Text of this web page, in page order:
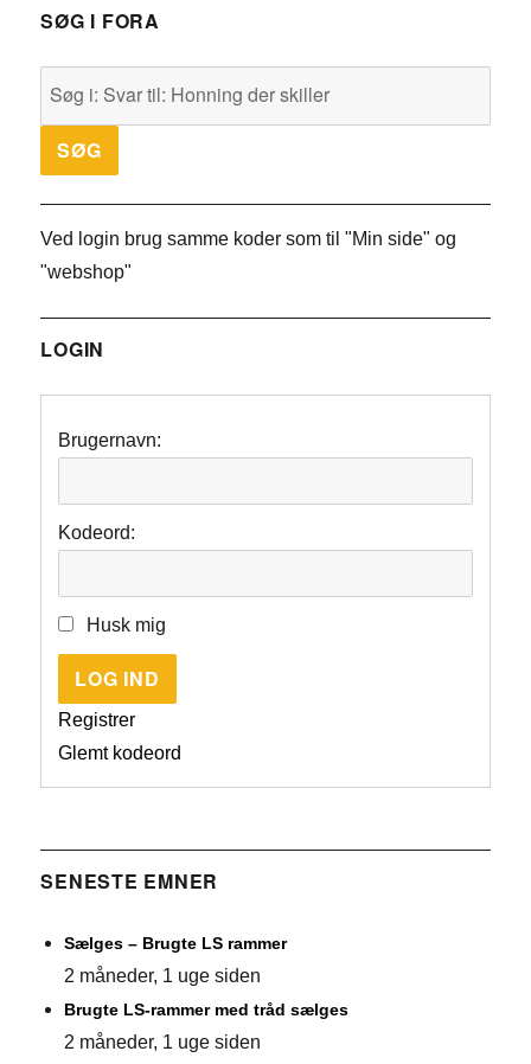
SØG I FORA
Ved login brug samme koder som til "Min side" og
"webshop"
LOGIN
Brugernavn:
Kodeord:
Husk mig
LOG IND
Registrer
Glemt kodeord
SENESTE EMNER
Sælges – Brugte LS rammer
2 måneder, 1 uge siden
Brugte LS-rammer med tråd sælges
2 måneder, 1 uge siden